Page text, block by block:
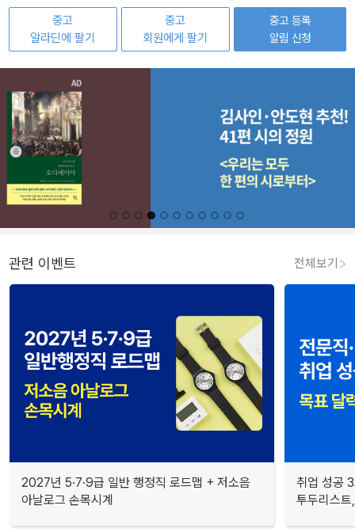
중고
알라딘에 팔기
중고
회원에게 팔기
중고 등록
알림 신청
관련 이벤트 전체보기
2027년 5·7·9급 일반 행정직 로드맵 + 저소음
아날로그 손목시계
취업 성공
투두리스